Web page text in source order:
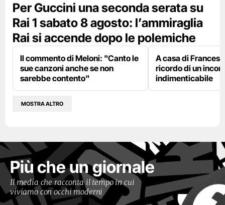
Per Guccini una seconda serata su
Rai 1 sabato 8 agosto: l’ammiraglia
Rai si accende dopo le polemiche
Il commento di Meloni: "Canto le
sue canzoni anche se non
sarebbe contento"
A casa di
ricordo di un
indimenticabile
MOSTRA ALTRO
Più che un giornale
Il media che racconta il tempo in cui
viviamo con occhi moderni